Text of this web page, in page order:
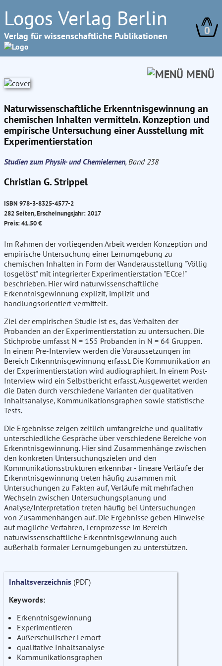
Logos Verlag Berlin
Verlag für wissenschaftliche Publikationen 0
MENÜ
Naturwissenschaftliche Erkenntnisgewinnung an
chemischen Inhalten vermitteln. Konzeption und
empirische Untersuchung einer Ausstellung mit
Experimentierstation
Studien zum Physik- und Chemielernen, Band 238
Christian G. Strippel
ISBN 978-3-8325-4577-2
282 Seiten, Erscheinungsjahr: 2017
Preis: 41.50 €
Im Rahmen der vorliegenden Arbeit werden Konzeption und
empirische Untersuchung einer Lernumgebung zu
chemischen Inhalten in Form der Wanderausstellung "Völlig
losgelöst" mit integrierter Experimentierstation "ECce!"
beschrieben. Hier wird naturwissenschaftliche
Erkenntnisgewinnung explizit, implizit und
handlungsorientiert vermittelt.
Ziel der empirischen Studie ist es, das Verhalten der
Probanden an der Experimentierstation zu untersuchen. Die
Stichprobe umfasst N = 155 Probanden in N = 64 Gruppen.
In einem Pre-Interview werden die Voraussetzungen im
Bereich Erkenntnisgewinnung erfasst. Die Kommunikation an
der Experimentierstation wird audiographiert. In einem Post-
Interview wird ein Selbstbericht erfasst. Ausgewertet werden
die Daten durch verschiedene Varianten der qualitativen
Inhaltsanalyse, Kommunikationsgraphen sowie statistische
Tests.
Die Ergebnisse zeigen zeitlich umfangreiche und qualitativ
unterschiedliche Gespräche über verschiedene Bereiche von
Erkenntnisgewinnung. Hier sind Zusammenhänge zwischen
den konkreten Untersuchungszielen und den
Kommunikationsstrukturen erkennbar - lineare Verläufe der
Erkenntnisgewinnung treten häufig zusammen mit
Untersuchungen zu Fakten auf, Verläufe mit mehrfachen
Wechseln zwischen Untersuchungsplanung und
Analyse/Interpretation treten häufig bei Untersuchungen
von Zusammenhängen auf. Die Ergebnisse geben Hinweise
auf mögliche Verfahren, Lernprozesse im Bereich
naturwissenschaftliche Erkenntnisgewinnung auch
außerhalb formaler Lernumgebungen zu unterstützen.
Inhaltsverzeichnis (PDF)
Keywords:
Erkenntnisgewinnung
Experimentieren
Außerschulischer Lernort
qualitative Inhaltsanalyse
Kommunikationsgraphen